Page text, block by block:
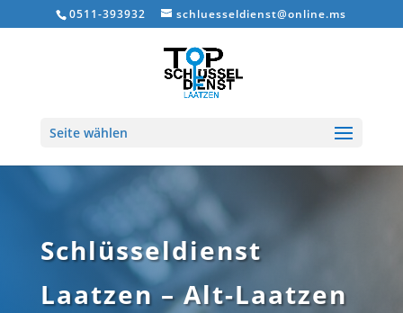
0511-393932 schluesseldienst@online.ms
Seite wählen
Schlüsseldienst
Laatzen – Alt-Laatzen